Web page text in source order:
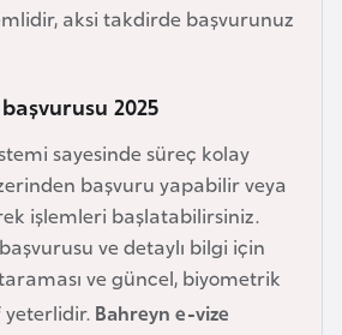
aksi takdirde başvurunuz
2025
sayesinde süreç kolay
başvuru yapabilir veya
işlemleri başlatabilirsiniz.
ve detaylı bilgi için
ve güncel, biyometrik
yeterlidir. Bahreyn e-vize